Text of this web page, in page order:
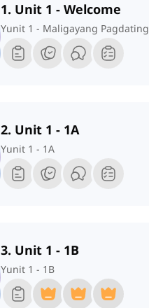
1. Unit 1 - Welcome
Yunit 1 - Maligayang Pagdating
2. Unit 1 - 1A
Yunit 1 - 1A
3. Unit 1 - 1B
Yunit 1 - 1B